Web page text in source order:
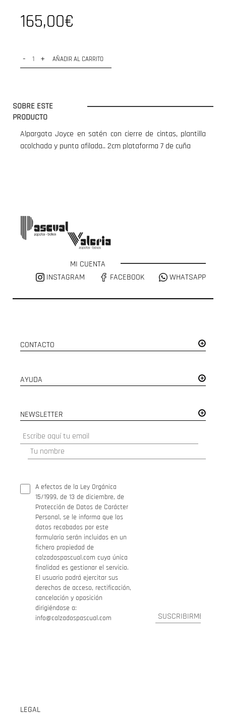
165,00€
- + AÑADIR AL CARRITO
SOBRE ESTE
PRODUCTO
Alpargata Joyce en satén con cierre de cintas, plantilla
acolchada y punta afilada.. 2cm plataforma 7 de cuña
MI CUENTA
INSTAGRAM
FACEBOOK WHATSAPP
CONTACTO
AYUDA
NEWSLETTER
A efectos de la Ley Orgánica
15/1999, de 13 de diciembre, de
Protección de Datos de Carácter
Personal, se le informa que los
datos recabados por este
formulario serán incluidos en un
fichero propiedad de
calzadospascual.com cuya única
finalidad es gestionar el servicio.
El usuario podrá ejercitar sus
derechos de acceso, rectificación,
cancelación y oposición
dirigiéndose a:
info@calzadospascual.com
LEGAL